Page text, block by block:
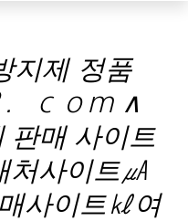
지제 정품
ｃｏｍ ∧
판매 사이트
처사이트㎂
사이트㎘여